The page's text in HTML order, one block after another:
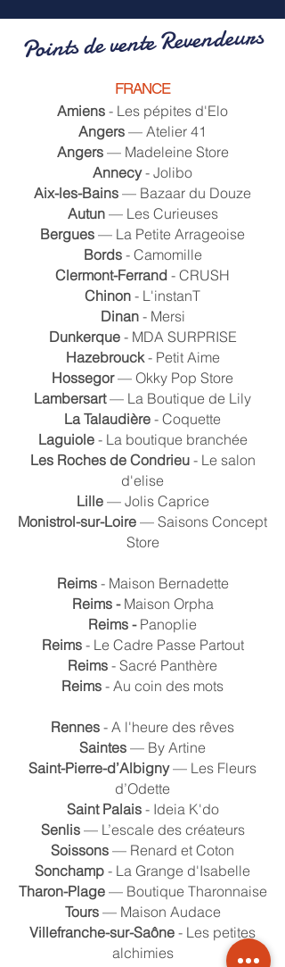
Points de vente Revendeurs
FRANCE
Amiens - Les pépites d'Elo
Angers — Atelier 41
Angers— Madeleine Store
Annecy- Jolibo
Aix-les-Bains — Bazaar du Douze
Autun — Les Curieuses
Bergues — La Petite Arrageoise
Bords- Camomille
Clermont-Ferrand - CRUSH
Chinon - L'instanT
Dinan- Mersi
Dunkerque - MDA SURPRISE
Hazebrouck- Petit Aime
Hossegor— Okky Pop Store
Lambersart— La Boutique de Lily
La Talaudière - Coquette
Laguiole- La boutique branchée
Les Roches de Condrieu - Le salon
d'elise
Lille — Jolis Caprice
Monistrol-sur-Loire — Saisons Concept
Store
Reims- Maison Bernadette
Reims - Maison Orpha
Reims - Panoplie
Reims- Le Cadre Passe Partout
Reims - Sacré Panthère
Reims - Au coin des mots
Rennes - A l'heure des rêves
Saintes — By Artine
Saint-Pierre-d’Albigny— Les Fleurs
d’Odette
Saint Palais- Ideia K'do
Senlis — L’escale des créateurs
Soissons — Renard et Coton
Sonchamp - La Grange d'Isabelle
Tharon-Plage— Boutique Tharonnaise
Tours— Maison Audace
Villefranche-sur-Saône - Les petites
alchimies